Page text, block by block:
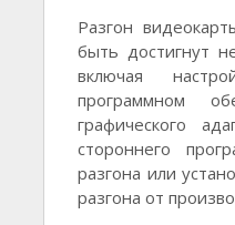
Разгон
быть достигнут
включая
программном
графического
стороннего
разгона или
разгона от